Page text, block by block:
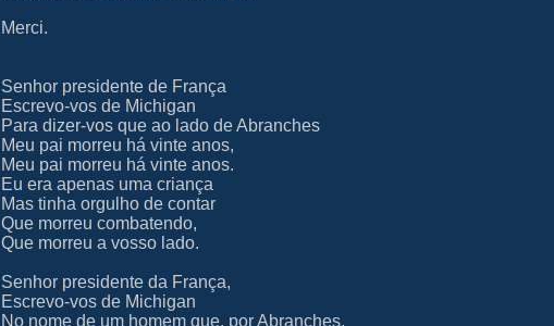
Merci.
Senhor presidente de França
Escrevo-vos de Michigan
Para dizer-vos que ao lado de Abranches
Meu pai morreu há vinte anos,
Meu pai morreu há vinte anos.
Eu era apenas uma criança
Mas tinha orgulho de contar
Que morreu combatendo,
Que morreu a vosso lado.
Senhor presidente da França,
Escrevo-vos de Michigan
No nome de um homem que, por Abranches,